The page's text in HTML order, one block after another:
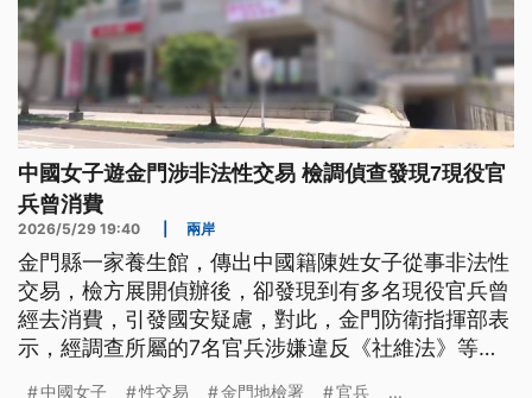
中國女子遊金門涉非法性交易 檢調偵查發現7現役官
兵曾消費
2026/5/29 19:40 兩岸
金門縣一家養生館，傳出中國籍陳姓女子從事非法性
交易，檢方展開偵辦後，卻發現到有多名現役官兵曾
經去消費，引發國安疑慮，對此，金門防衛指揮部表
示，經調查所屬的7名官兵涉嫌違反《社維法》等罪
中國女子 性交易 金門地檢署 官兵 ...